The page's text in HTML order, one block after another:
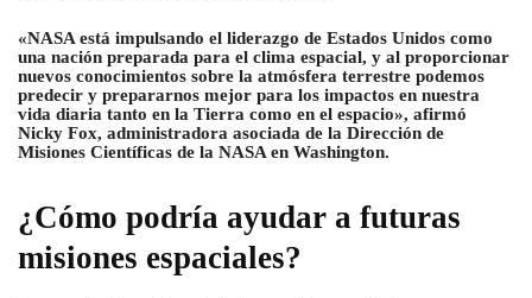
«NASA está impulsando el liderazgo de Estados Unidos como
una nación preparada para el clima espacial, y al proporcionar
nuevos conocimientos sobre la atmósfera terrestre podemos
predecir y prepararnos mejor para los impactos en nuestra
vida diaria tanto en la Tierra como en el espacio», afirmó
Nicky Fox, administradora asociada de la Dirección de
Misiones Científicas de la NASA en Washington.
¿Cómo podría ayudar a futuras
misiones espaciales?